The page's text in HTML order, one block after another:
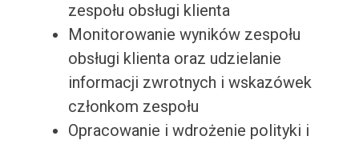
zespołu obsługi klienta
Monitorowanie wyników zespołu
obsługi klienta oraz udzielanie
informacji zwrotnych i wskazówek
członkom zespołu
Opracowanie i wdrożenie polityki i